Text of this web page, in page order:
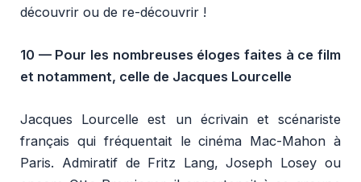
découvrir ou de re-découvrir !
10 — Pour les nombreuses éloges faites à ce film
et notamment, celle de Jacques Lourcelle
Jacques Lourcelle est un écrivain et scénariste
français qui fréquentait le cinéma Mac-Mahon à
Paris. Admiratif de Fritz Lang, Joseph Losey ou